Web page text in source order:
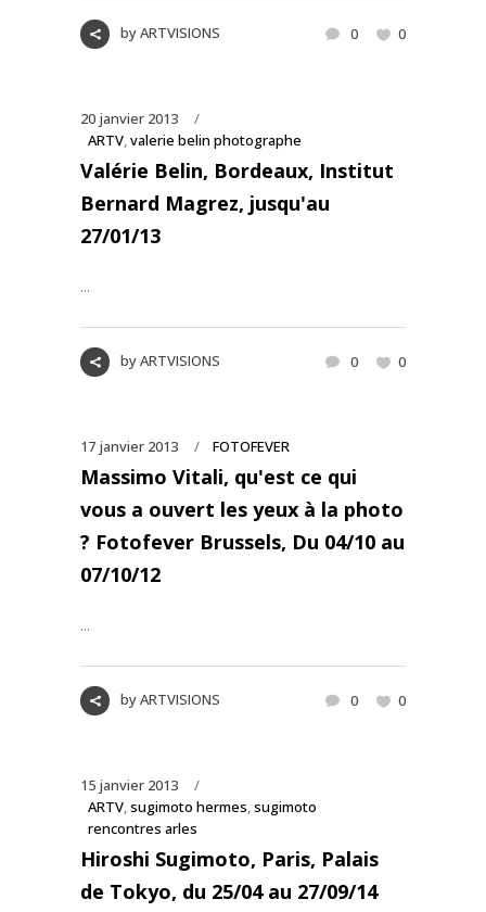
byARTVISIONS 0 0
20 janvier 2013
ARTV,valerie belin photographe
Valérie Belin, Bordeaux, Institut
Bernard Magrez, jusqu'au
27/01/13
...
byARTVISIONS 0 0
17 janvier 2013 FOTOFEVER
Massimo Vitali, qu'est ce qui
vous a ouvert les yeux à la photo
? Fotofever Brussels, Du 04/10 au
07/10/12
...
byARTVISIONS 0 0
15 janvier 2013
ARTV,sugimoto hermes,sugimoto
rencontres arles
Hiroshi Sugimoto, Paris, Palais
de Tokyo, du 25/04 au 27/09/14